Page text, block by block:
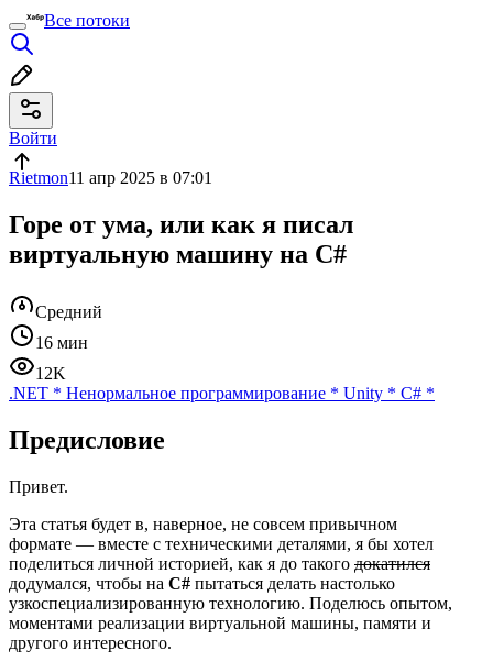
Все потоки
Войти
Rietmon11 апр 2025 в 07:01
Горе от ума, или как я писал
виртуальную машину на C#
Средний
16 мин
12K
.NET * Ненормальное программирование * Unity * C# *
Предисловие
Привет.
Эта статья будет в, наверное, не совсем привычном
формате — вместе с техническими деталями, я бы хотел
поделиться личной историей, как я до такого докатился
додумался, чтобы на C# пытаться делать настолько
узкоспециализированную технологию. Поделюсь опытом,
моментами реализации виртуальной машины, памяти и
другого интересного.